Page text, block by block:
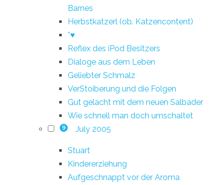
Barnes
Herbstkatzerl (ob. Katzencontent)
*♥
Reflex des iPod Besitzers
Dialoge aus dem Leben
Geliebter Schmalz
VerStoiberung und die Folgen
Gut gelacht mit dem neuen Salbader
Wie schnell man doch umschaltet
9 July 2005
Stuart
Kindererziehung
Aufgeschnappt vor der Aroma